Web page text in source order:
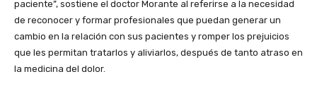
paciente”, sostiene el doctor Morante al referirse a la necesidad
de reconocer y formar profesionales que puedan generar un
cambio en la relación con sus pacientes y romper los prejuicios
que les permitan tratarlos y aliviarlos, después de tanto atraso en
la medicina del dolor.